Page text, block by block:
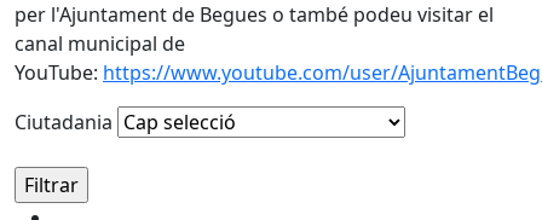
per l'Ajuntament de Begues o també podeu visitar el
canal municipal de
YouTube: https://www.youtube.com/user/
Ciutadania